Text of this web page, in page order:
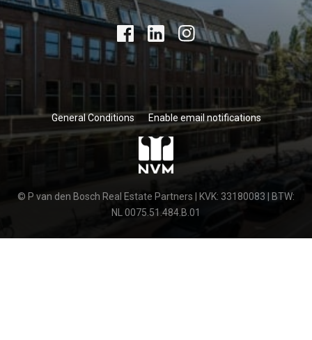
General Conditions Enable email notifications
© P van den Bosch Real Estate Partners | KVK: 33180083 | BTW:
NL 0075.51.484.B.01